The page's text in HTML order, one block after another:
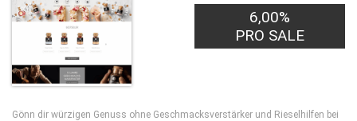
6,00%
PRO SALE
Gönn dir würzigen Genuss ohne Geschmacksverstärker und Rieselhilfen bei